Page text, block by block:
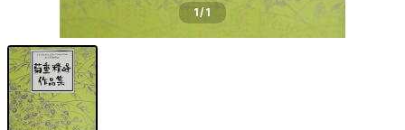
1/1